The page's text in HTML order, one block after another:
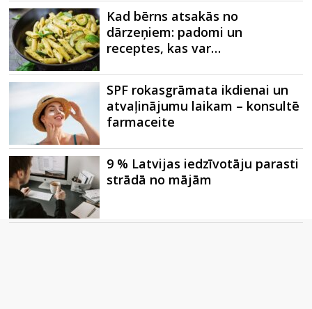
Kad bērns atsakās no
dārzeņiem: padomi un
receptes, kas var…
SPF rokasgrāmata ikdienai un
atvaļinājumu laikam – konsultē
farmaceite
9 % Latvijas iedzīvotāju parasti
strādā no mājām